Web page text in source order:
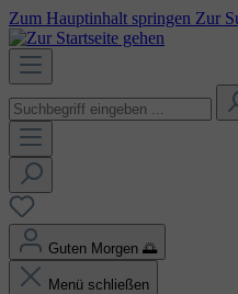
Zum Hauptinhalt springen Zur
Guten Morgen 🌅
Menü schließen